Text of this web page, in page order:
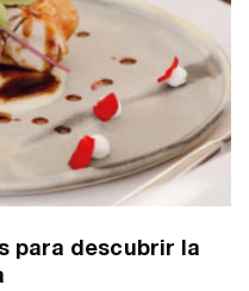
para descubrir la